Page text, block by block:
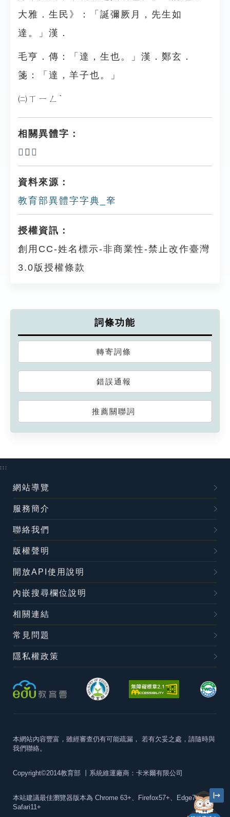
大雅．生民》：「誕彌厥月，先生如
達。」漢．
毛亨．傳：「達，生也。」漢．鄭玄．
箋：「達，羊子也。」
㈡ㄒㄧㄥˋ
相關異體字：
𦍒 、 𦍐
資料來源：
教育部異體字字典_羍
授權資訊：
創用CC-姓名標示-非商業性-禁止改作臺灣
3.0版授權條款
詞條功能
轉寄詞條
錯誤通報
推薦關聯詞
:::
網站導覽
服務簡介
聯絡我們
版權聲明
開放API使用說明
內嵌搜尋欄位說明
相關連結
常見問題
隱私權政策
本網站內容豐富，雖經審查仍有可能疏漏， 若有欠妥之處，請隨時與
我們聯絡。
Copyright©2014教育部 丨系統維運廠商：卡米爾有限公司
本站建議最佳瀏覽器版本為 Chrome 63+、Firefox57+、Edge79+及
Safari11+